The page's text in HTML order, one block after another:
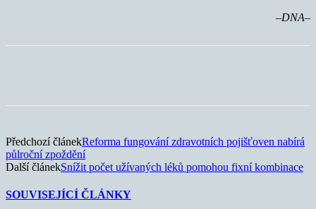
–DNA–
Předchozí článekReforma fungování zdravotních pojišťoven nabírá
půlroční zpoždění
Další článekSnížit počet užívaných léků pomohou fixní kombinace
SOUVISEJÍCÍ ČLÁNKY